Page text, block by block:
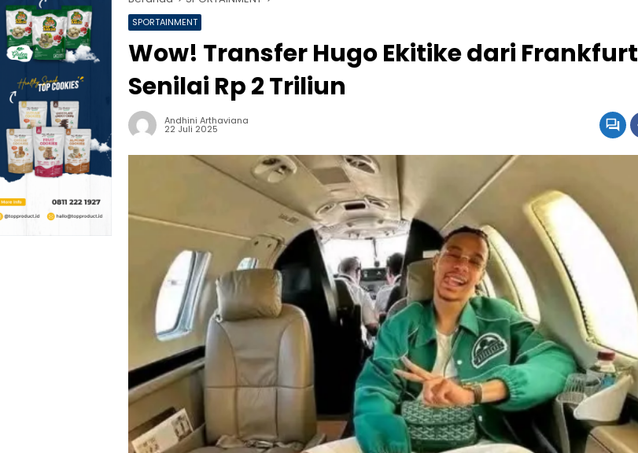
SPORTAINMENT
Wow! Transfer Hugo Ekitike dari Frankfurt
Senilai Rp 2 Triliun
Andhini Arthaviana
22 Juli 2025